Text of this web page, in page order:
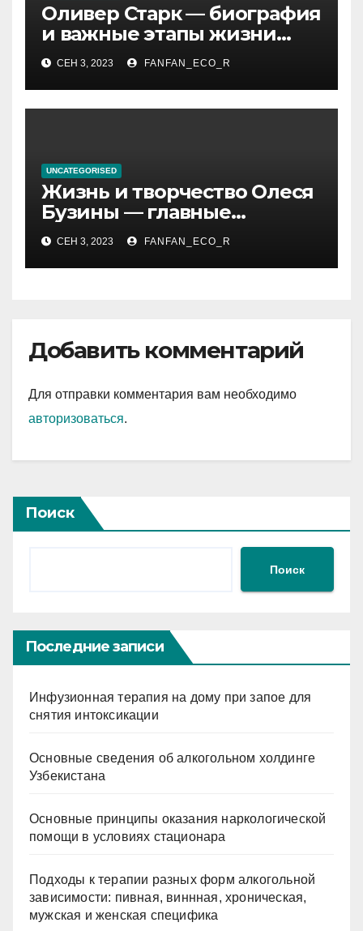
Оливер Старк — биография
и важные этапы жизни
великого миллиардера и
супергероя
СЕН 3, 2023 FANFAN_ECO_R
UNCATEGORISED
Жизнь и творчество Олеся
Бузины — главные
события, достижения и
интересные факты из
личной жизни
СЕН 3, 2023 FANFAN_ECO_R
Добавить комментарий
Для отправки комментария вам необходимо
авторизоваться.
Поиск
Поиск
Последние записи
Инфузионная терапия на дому при запое для
снятия интоксикации
Основные сведения об алкогольном холдинге
Узбекистана
Основные принципы оказания наркологической
помощи в условиях стационара
Подходы к терапии разных форм алкогольной
зависимости: пивная, виннная, хроническая,
мужская и женская специфика